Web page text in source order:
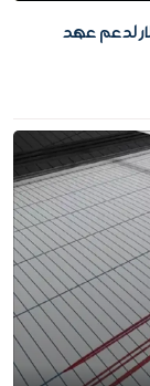
لدعم عهد